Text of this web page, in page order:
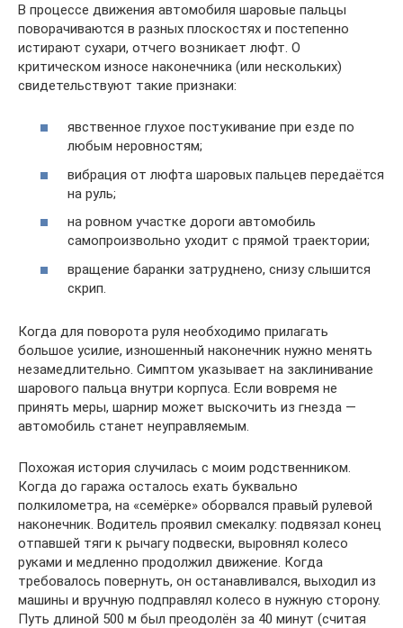
В процессе движения автомобиля шаровые пальцы
поворачиваются в разных плоскостях и постепенно
истирают сухари, отчего возникает люфт. О
критическом износе наконечника (или нескольких)
свидетельствуют такие признаки:
явственное глухое постукивание при езде по
любым неровностям;
вибрация от люфта шаровых пальцев передаётся
на руль;
на ровном участке дороги автомобиль
самопроизвольно уходит с прямой траектории;
вращение баранки затруднено, снизу слышится
скрип.
Когда для поворота руля необходимо прилагать
большое усилие, изношенный наконечник нужно менять
незамедлительно. Симптом указывает на заклинивание
шарового пальца внутри корпуса. Если вовремя не
принять меры, шарнир может выскочить из гнезда —
автомобиль станет неуправляемым.
Похожая история случилась с моим родственником.
Когда до гаража осталось ехать буквально
полкилометра, на «семёрке» оборвался правый рулевой
наконечник. Водитель проявил смекалку: подвязал конец
отпавшей тяги к рычагу подвески, выровнял колесо
руками и медленно продолжил движение. Когда
требовалось повернуть, он останавливался, выходил из
машины и вручную подправлял колесо в нужную сторону.
Путь длиной 500 м был преодолён за 40 минут (считая